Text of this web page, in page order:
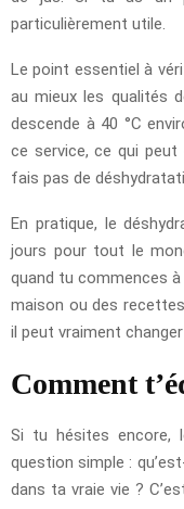
particulièrement utile.
Le point essentiel à
au mieux les qualités
descende à 40 °C
ce service, ce qui
fais pas de
En pratique, le
jours pour tout le
quand tu commences
maison ou des
il peut vraiment
Comment
Si tu hésites encore,
question simple :
dans ta vraie vie ?